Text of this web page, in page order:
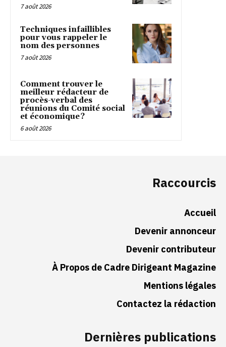
7 août 2026
Techniques infaillibles
pour vous rappeler le
nom des personnes
7 août 2026
Comment trouver le
meilleur rédacteur de
procès-verbal des
réunions du Comité social
et économique ?
6 août 2026
Raccourcis
Accueil
Devenir annonceur
Devenir contributeur
À Propos de Cadre Dirigeant Magazine
Mentions légales
Contactez la rédaction
Dernières publications